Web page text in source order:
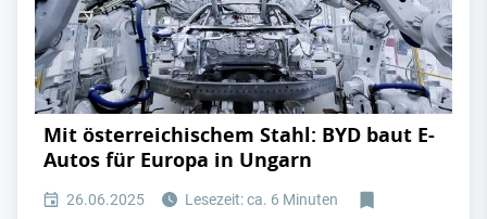
Mit österreichischem Stahl: BYD baut E-
Autos für Europa in Ungarn
26.06.2025
Lesezeit: ca. 6 Minuten